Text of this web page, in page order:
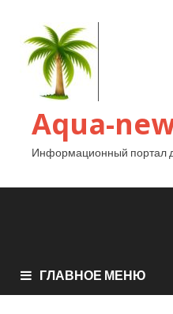
Aqua-
Информационный портал
ГЛАВНОЕ МЕНЮ